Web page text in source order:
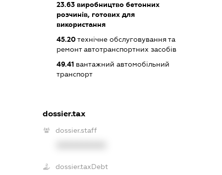
23.63 виробництво бетонних
розчинів, готових для
використання
45.20технічне обслуговування та
ремонт автотранспортних засобів
49.41 вантажний автомобільний
транспорт
dossier.tax
dossier.staff
dossier.taxDebt